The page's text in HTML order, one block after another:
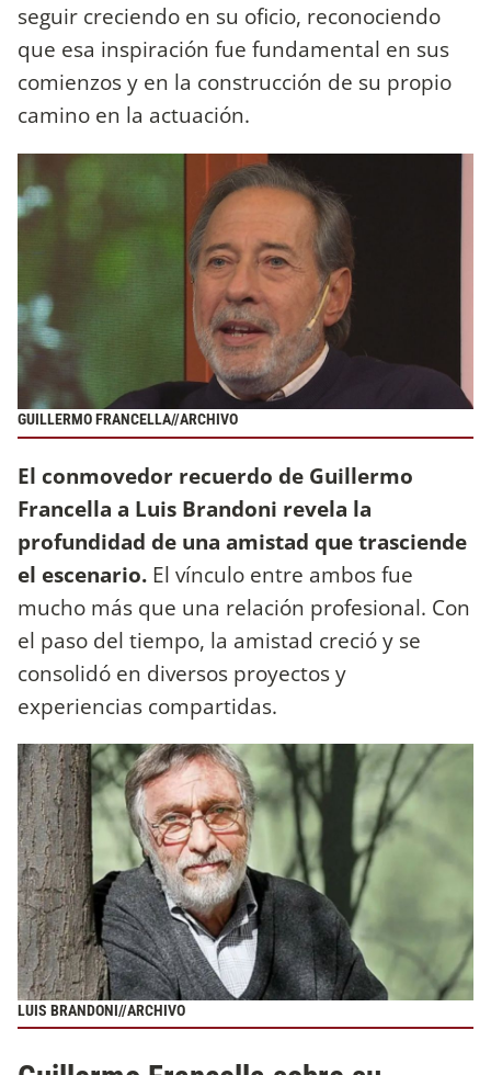
seguir creciendo en su oficio, reconociendo
que esa inspiración fue fundamental en sus
comienzos y en la construcción de su propio
camino en la actuación.
GUILLERMO FRANCELLA//ARCHIVO
El conmovedor recuerdo de Guillermo
Francella a Luis Brandoni revela la
profundidad de una amistad que trasciende
el escenario. El vínculo entre ambos fue
mucho más que una relación profesional. Con
el paso del tiempo, la amistad creció y se
consolidó en diversos proyectos y
experiencias compartidas.
LUIS BRANDONI//ARCHIVO